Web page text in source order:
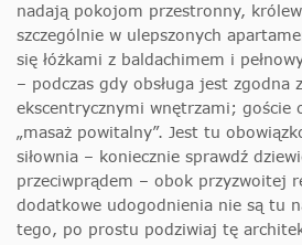
nadają pokojom przestronny,
szczególnie w ulepszonych
się łóżkami z baldachimem i
– podczas gdy obsługa jest zgodna
ekscentrycznymi wnętrzami; goście
„masaż powitalny”. Jest tu
siłownia – koniecznie sprawdź
przeciwprądem – obok przyzwoitej
dodatkowe udogodnienia nie są tu
tego, po prostu podziwiaj tę